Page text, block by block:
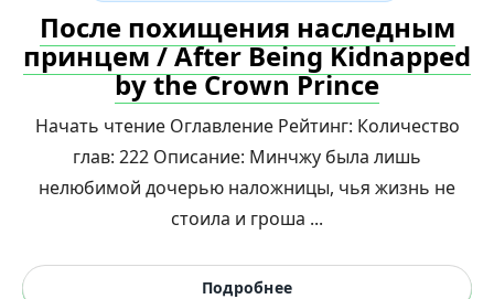
После похищения наследным
принцем / After Being Kidnapped
by the Crown Prince
Начать чтение Оглавление Рейтинг: Количество
глав: 222 Описание: Минчжу была лишь
нелюбимой дочерью наложницы, чья жизнь не
стоила и гроша ...
Подробнее